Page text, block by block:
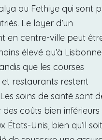
ou Fethiye qui sont
Le loyer d’un
en centre-ville peut
élevé qu’à
que les courses
restaurants restent
soins de santé sont
des coûts bien inférieurs
États-Unis, bien qu’il soit